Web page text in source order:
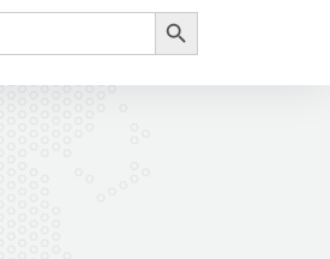
Search Button